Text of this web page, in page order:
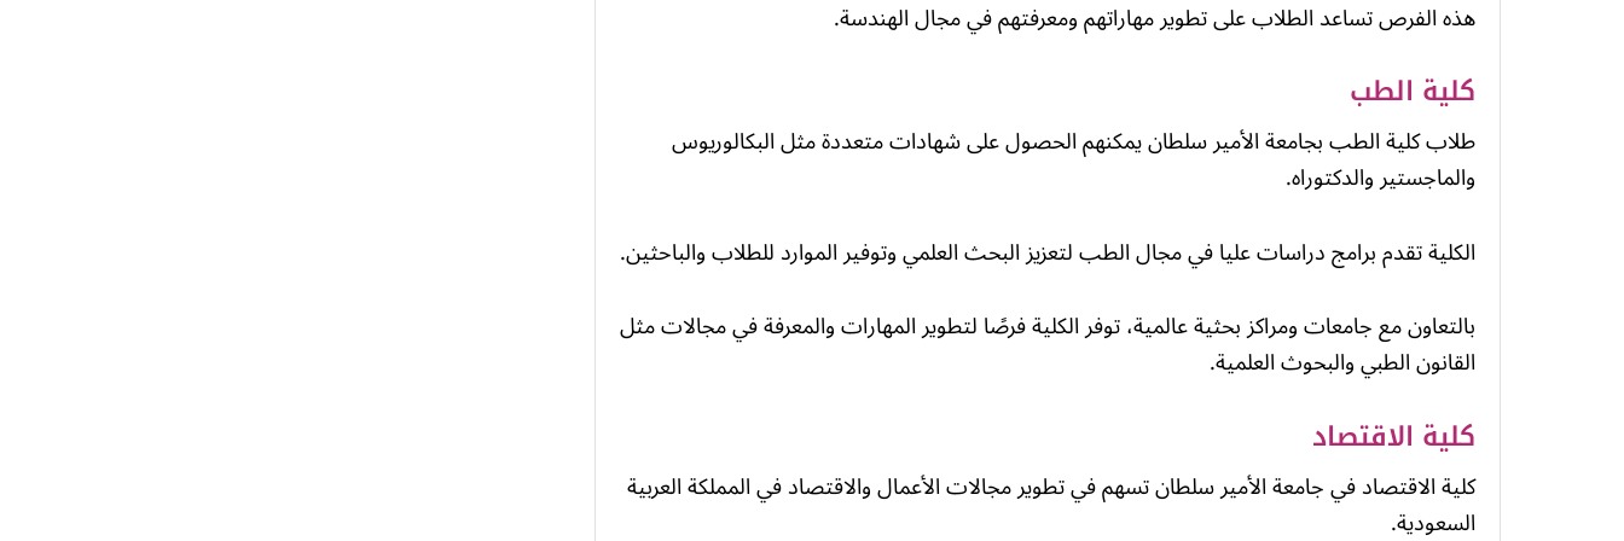
هذه الفرص تساعد الطلاب على تطوير مهاراتهم ومعرفتهم في مجال الهندسة.
كلية الطب
طلاب كلية الطب بجامعة الأمير سلطان يمكنهم الحصول على شهادات متعددة مثل البكالوريوس
والماجستير والدكتوراه.
الكلية تقدم برامج دراسات عليا في مجال الطب لتعزيز البحث العلمي وتوفير الموارد للطلاب والباحثين.
بالتعاون مع جامعات ومراكز بحثية عالمية، توفر الكلية فرصًا لتطوير المهارات والمعرفة في مجالات مثل
القانون الطبي والبحوث العلمية.
كلية الاقتصاد
كلية الاقتصاد في جامعة الأمير سلطان تسهم في تطوير مجالات الأعمال والاقتصاد في المملكة العربية
السعودية.